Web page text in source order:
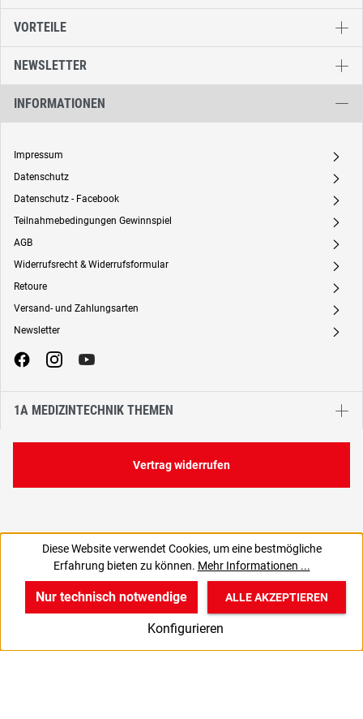
1,09 €
VORTEILE
NEWSLETTER
INFORMATIONEN
Impressum A
Datenschutz A
Datenschutz - Facebook A
Teilnahmebedingungen Gewinnspiel A
AGB A
Widerrufsrecht & Widerrufsformular A
Retoure A
Versand- und Zahlungsarten A
Newsletter A
1A MEDIZINTECHNIK THEMEN
Vertrag widerrufen
Diese Website verwendet Cookies, um eine bestmögliche
Erfahrung bieten zu können. Mehr Informationen ...
Nur technisch notwendige
Konfigurieren
ALLE AKZEPTIEREN
v
Produkte
B